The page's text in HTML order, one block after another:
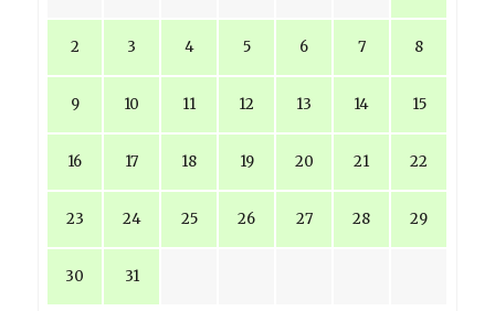
2 3 4 5 6 7 8
9 10 11 12 13 14 15
16 17 18 19 20 21 22
23 24 25 26 27 28 29
30 31